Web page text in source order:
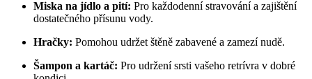
Miska na jídlo a pití: Pro každodenní stravování a zajištění
dostatečného přísunu vody.
Hračky: Pomohou udržet štěně zabavené a zamezí nudě.
Šampon a kartáč: Pro udržení srsti vašeho retrívra v dobré